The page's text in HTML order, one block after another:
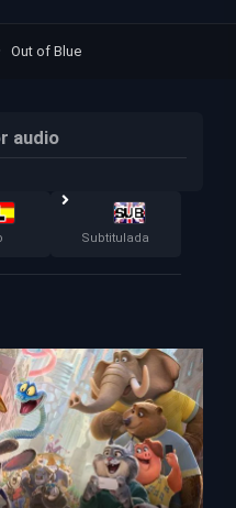
Out of Blue
audio
Subtitulada